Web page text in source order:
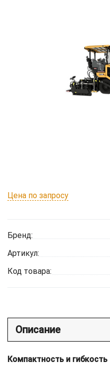
Цена по запросу
Бренд:
Артикул:
Код товара:
Описание
Компактность и гибкость